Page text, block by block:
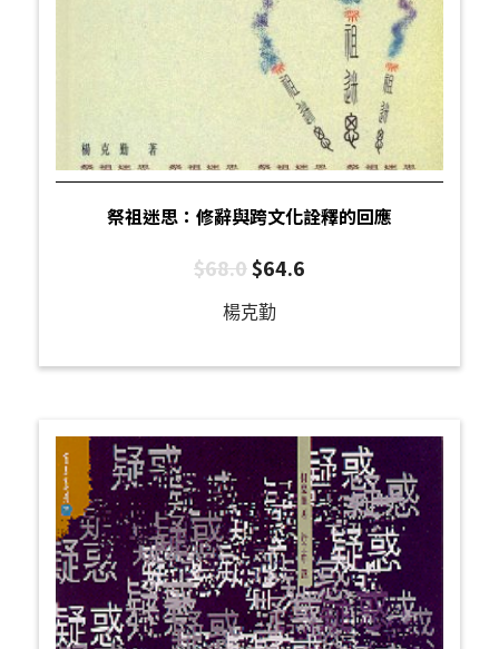
祭祖迷思：修辭與跨文化詮釋的回應
$68.0$64.6
楊克勤